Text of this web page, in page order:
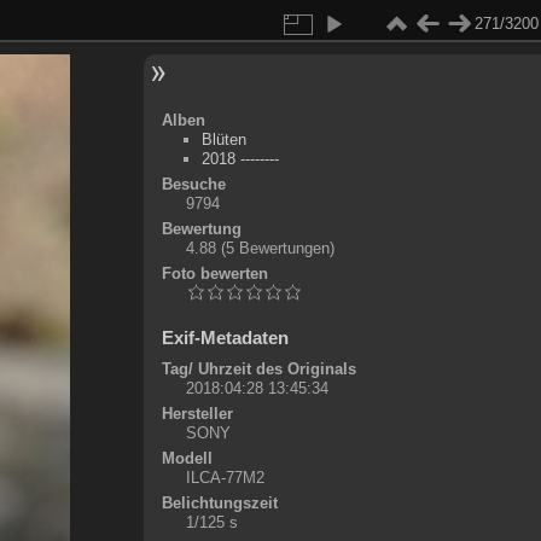
271/3200
Alben
Blüten
2018 --------
Besuche
9794
Bewertung
4.88 (5 Bewertungen)
Foto bewerten
Exif-Metadaten
Tag/ Uhrzeit des Originals
2018:04:28 13:45:34
Hersteller
SONY
Modell
ILCA-77M2
Belichtungszeit
1/125 s